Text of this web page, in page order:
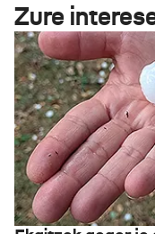
Zure